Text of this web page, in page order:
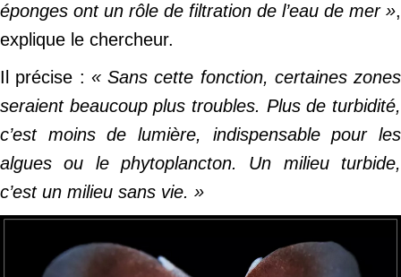
éponges ont un rôle de filtration de l’eau de mer »,
explique le chercheur.
Il précise : « Sans cette fonction, certaines zones
seraient beaucoup plus troubles. Plus de turbidité,
c’est moins de lumière, indispensable pour les
algues ou le phytoplancton. Un milieu turbide,
c’est un milieu sans vie. »